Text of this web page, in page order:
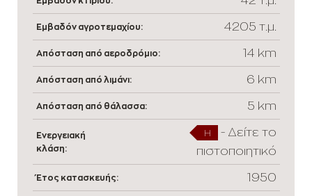
Εμβαδόν αγροτεμαχίου: 4205 τ.μ.
Απόσταση από αεροδρόμιο: 14 km
Απόσταση από λιμάνι: 6 km
Απόσταση από θάλασσα: 5 km
Ενεργειακή
κλάση:
H - Δείτε το
πιστοποιητικό
Έτος κατασκευής: 1950